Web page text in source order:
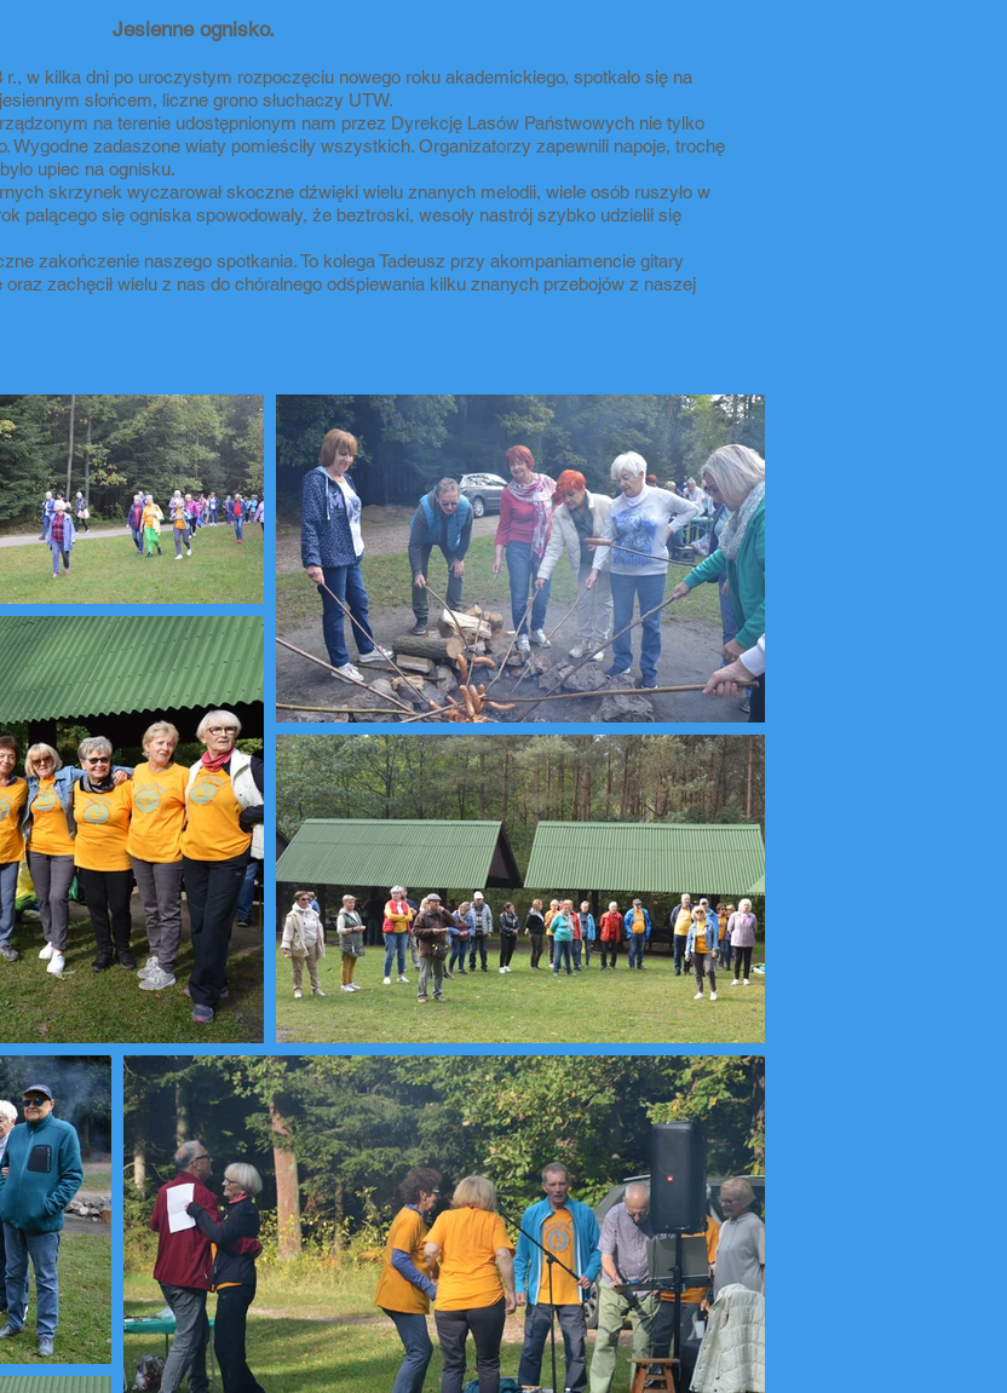
Jesienne ognisko.
w kilka dni po uroczystym rozpoczęciu nowego roku akademickiego, spotkało się na
słońcem, liczne grono słuchaczy UTW.
na terenie udostępnionym nam przez Dyrekcję Lasów Państwowych nie tylko
Wygodne zadaszone wiaty pomieściły wszystkich. Organizatorzy zapewnili napoje, trochę
upiec na ognisku.
skrzynek wyczarował skoczne dźwięki wielu znanych melodii, wiele osób ruszyło w
palącego się ogniska spowodowały, że beztroski, wesoły nastrój szybko udzielił się
zakończenie naszego spotkania. To kolega Tadeusz przy akompaniamencie gitary
zachęcił wielu z nas do chóralnego odśpiewania kilku znanych przebojów z naszej